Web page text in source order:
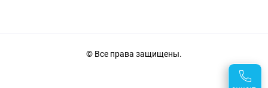
© Все права защищены.